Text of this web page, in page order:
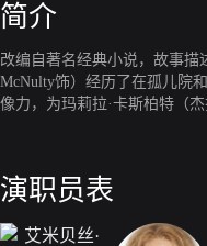
简介
改编自著名经典小说，故事描
McNulty饰）经历了在孤儿院
像力，为玛莉拉·卡斯柏特（
演职员表